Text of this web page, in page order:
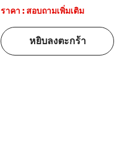
ราคา : สอบถามเพิ่มเติม
หยิบลงตะกร้า